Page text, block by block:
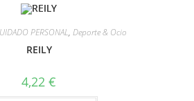
PERSONAL, Deporte & Ocio
REILY
4,22 €